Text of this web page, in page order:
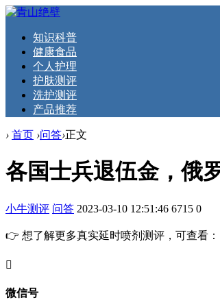
知识科普
健康食品
个人护理
护肤测评
洗护测评
产品推荐
› 首页 ›问答›正文
各国士兵退伍金，俄
小牛测评 问答 2023-03-10 12:51:46 6715 0
👉 想了解更多真实延时喷剂测评，可查看：
󦘖
微信号